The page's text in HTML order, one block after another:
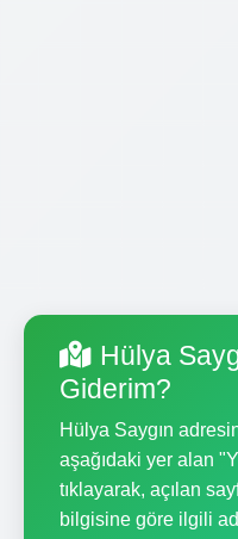
Hülya
Giderim?
Hülya Saygın
aşağıdaki yer alan
tıklayarak, açılan
bilgisine göre ilgili